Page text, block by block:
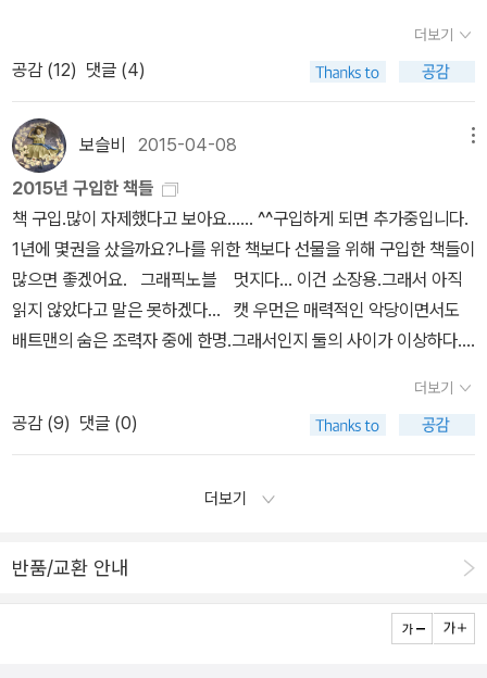
12권만 읽고 나중에 좀더 나온다면 그후에 모아서 읽어야갛것 같습니
다. 1권은 대출되었는지 2권이 있어서 대출. 어차피 단편 모음이니
순서 상관없을테니깐.. '기담'이라는 책제목에 그냥 덥석 대출했지
만, 조카랑 도서관에서 책을 읽는동안 살펴보니 내가 생각했던 기담
이 아니라 대출하고서는 언제 읽을지 몰라 반납했네요. 그런데 반납
하고 보니 작가가 '게다를 신고 어슬렁~'의 작가. 괜히 반납했나 싶어
요. ^^ 다음에 다시 한번 읽어봐야겠다는 생각이 들었습니다. 고양이
에 관한책 조카가 도서관에서 읽고 좀 더 읽고 싶다고 해서 대출. 요
즘 why에 꽂힌듯.책 사준다고 하니깐, 그냥 도서관에서 빌려 읽으면
된다고 하네요. ㅎㅎ
더보기
공감 (12) 댓글 (4)
보슬비 2015-04-08
2015년 구입한 책들
책 구입.많이 자제했다고 보아요...... ^^구입하게 되면 추가중입니다.
1년에 몇권을 샀을까요?나를 위한 책보다 선물을 위해 구입한 책들이
많으면 좋겠어요. 그래픽노블 멋지다... 이건 소장용.그래서 아직
읽지 않았다고 말은 못하겠다... 캣 우먼은 매력적인 악당이면서도
배트맨의 숨은 조력자 중에 한명.그래서인지 둘의 사이가 이상하다...
지만 언제까지 낼지 모르고... 5권 시리즈인데 4권까지 구매. 차근
차근 구입중. 그래픽노블은 영어로 잘 읽지 않는데, 창고대방출로
구입. ^^2,3편도 그래주면 좋겠수~ 합본으로 출간되어 반가웠던 이
만 남았음. 관심있었던 책인데, 5만원 맞춤에 끼어넣기 외서. 가
끔 2000원 마일리지 때문에 영어책 구입^^ 그림이 이쁜데 가격도
또 다른 책 기타 도서관 대출하고 내게 필요한 책이라 반납하고 구
더보기
공감 (9) 댓글 (0)
더보기
반품/교환 안내